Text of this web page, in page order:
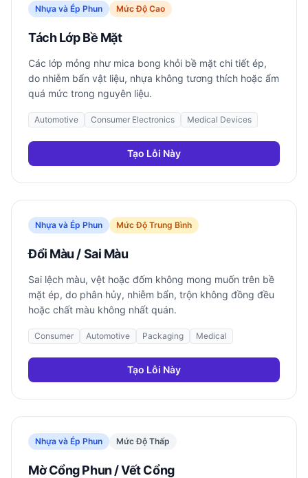
Nhựa và Ép Phun Mức Độ Cao
Tách Lớp Bề Mặt
Các lớp mỏng như mica bong khỏi bề mặt chi tiết ép,
do nhiễm bẩn vật liệu, nhựa không tương thích hoặc ẩm
quá mức trong nguyên liệu.
Automotive Consumer Electronics Medical Devices
Tạo Lỗi Này
Nhựa và Ép Phun Mức Độ Trung Bình
Đổi Màu / Sai Màu
Sai lệch màu, vệt hoặc đốm không mong muốn trên bề
mặt ép, do phân hủy, nhiễm bẩn, trộn không đồng đều
hoặc chất màu không nhất quán.
Consumer Automotive Packaging Medical
Tạo Lỗi Này
Nhựa và Ép Phun Mức Độ Thấp
Mờ Cổng Phun / Vết Cổng